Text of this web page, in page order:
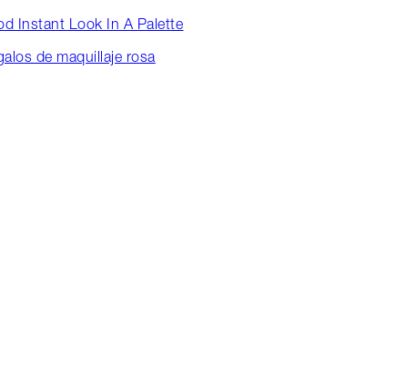
Instant Look In A Palette
de maquillaje rosa